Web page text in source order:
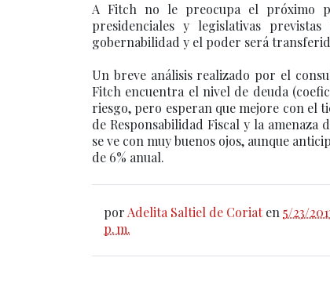
A Fitch no le preocupa el próximo
presidenciales y legislativas
gobernabilidad y el poder será
Un breve análisis realizado por el
Fitch encuentra el nivel de deuda
riesgo, pero esperan que mejore con el
de Responsabilidad Fiscal y la
se ve con muy buenos ojos, aunque
de 6% anual.
por Adelita Saltiel de Coriat en 5/23/
p. m.